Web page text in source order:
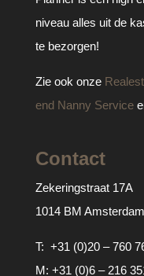
niveau alles uit de
te bezorgen!
Zie ook onze
end Nanny Service
Contact
Zekeringstraat 17A
1014 BM Amsterdam
T: +31 (0)20 – 760
M: +31 (0)6 – 216